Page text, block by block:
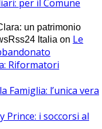
per il Comune
un patrimonio
Italia on Le
Riformatori
Famiglia: l’unica vera
Prince: i soccorsi al